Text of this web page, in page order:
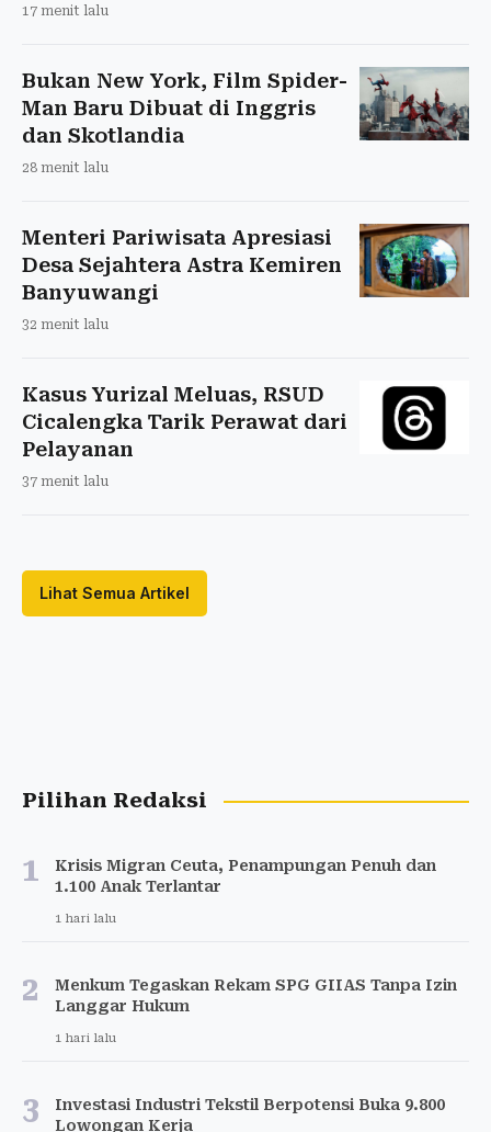
17 menit lalu
Bukan New York, Film Spider-
Man Baru Dibuat di Inggris
dan Skotlandia
28 menit lalu
Menteri Pariwisata Apresiasi
Desa Sejahtera Astra Kemiren
Banyuwangi
32 menit lalu
Kasus Yurizal Meluas, RSUD
Cicalengka Tarik Perawat dari
Pelayanan
37 menit lalu
Lihat Semua Artikel
Pilihan Redaksi
1
Krisis Migran Ceuta, Penampungan Penuh dan
1.100 Anak Terlantar
1 hari lalu
2
Menkum Tegaskan Rekam SPG GIIAS Tanpa Izin
Langgar Hukum
1 hari lalu
3
Investasi Industri Tekstil Berpotensi Buka 9.800
Lowongan Kerja